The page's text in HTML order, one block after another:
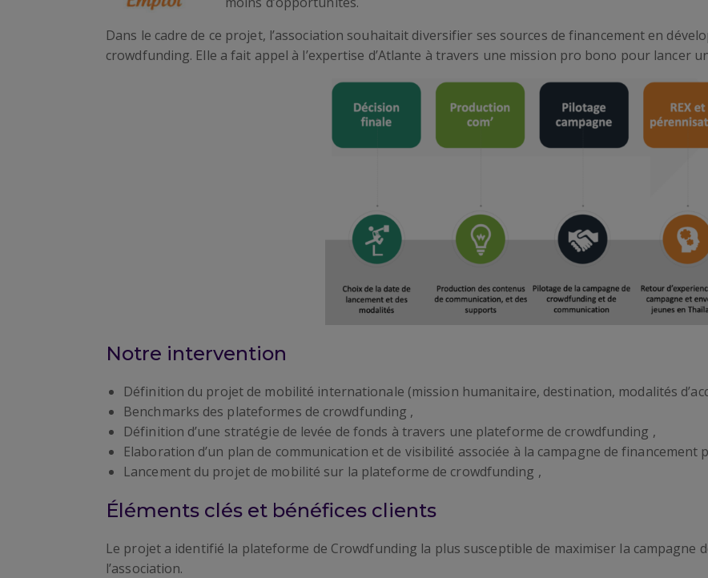
Dans le cadre de ce projet, l’association souhaitait diversifier ses sources de financement en
crowdfunding. Elle a fait appel à l’expertise d’Atlante à travers une mission pro bono pour lancer
Notre intervention
Définition du projet de mobilité internationale (mission humanitaire, destination, modalités
Benchmarks des plateformes de crowdfunding ,
Définition d’une stratégie de levée de fonds à travers une plateforme de crowdfunding ,
Elaboration d’un plan de communication et de visibilité associée à la campagne de financement
Lancement du projet de mobilité sur la plateforme de crowdfunding ,
Éléments clés et bénéfices clients
Le projet a identifié la plateforme de Crowdfunding la plus susceptible de maximiser la campagne
l’association.